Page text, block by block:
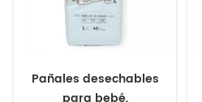
Pañales desechables